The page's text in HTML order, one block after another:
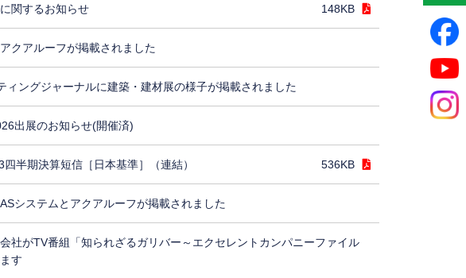
関するお知らせ 148KB
クアルーフが掲載されました
ィングジャーナルに建築・建材展の様子が掲載されました
出展のお知らせ(開催済)
半期決算短信［日本基準］（連結） 536KB
システムとアクアルーフが掲載されました
社がTV番組「知られざるガリバー～エクセレントカンパニーファイル
す